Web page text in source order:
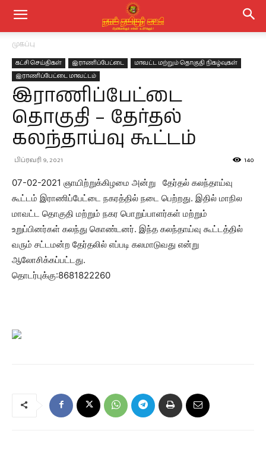
முகப்பு
கட்சி செய்திகள் இராணிப்பேட்டை
மாவட்ட மற்றும் தொகுதி நிகழ்வுகள்
இராணிப்பேட்டை மாவட்டம்
இராணிப்பேட்டை
தொகுதி – தேர்தல்
கலந்தாய்வு கூட்டம்
பிப்ரவரி 9, 2021 140
07-02-2021 ஞாயிற்றுக்கிழமை அன்று தேர்தல் கலந்தாய்வு
கூட்டம் இராணிப்பேட்டை நகரத்தில் நடை பெற்றது. இதில் மாநில
மாவட்ட தொகுதி மற்றும் நகர பொறுப்பாளர்கள் மற்றும்
உறுப்பினர்கள் கலந்து கொண்டனர். இந்த கலந்தாய்வு கூட்டத்தில்
வரும் சட்டமன்ற தேர்தலில் எப்படி கலமாடுவது என்று
ஆலோசிக்கப்பட்டது.
தொடர்புக்கு:8681822260